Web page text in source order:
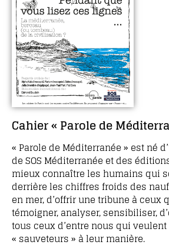
Cahier « Parole de
« Parole de Méditerranée » est né
de SOS Méditerranée et des
mieux connaître les humains qui
derrière les chiffres froids des
en mer, d’offrir une tribune à ceux
témoigner, analyser, sensibiliser,
tous ceux d’entre nous qui
« sauveteurs » à leur manière.